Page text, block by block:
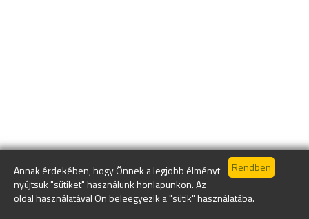
Annak érdekében, hogy Önnek a legjobb élményt
nyújtsuk "sütiket" használunk honlapunkon. Az
oldal használatával Ön beleegyezik a "sütik" használatába.